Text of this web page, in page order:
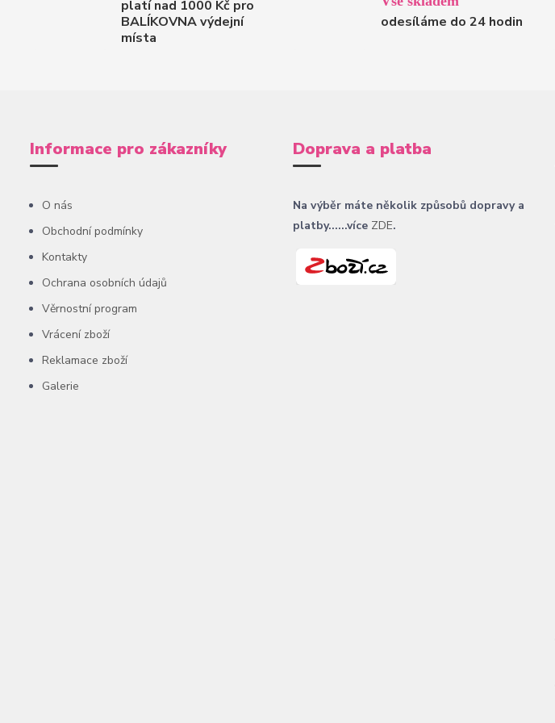
platí nad 1000 Kč pro
BALÍKOVNA výdejní
místa
odesíláme do 24 hodin
Informace pro zákazníky
O nás
Obchodní podmínky
Kontakty
Ochrana osobních údajů
Věrnostní program
Vrácení zboží
Reklamace zboží
Galerie
Doprava a platba
Na výběr máte několik způsobů dopravy a
platby......více ZDE.